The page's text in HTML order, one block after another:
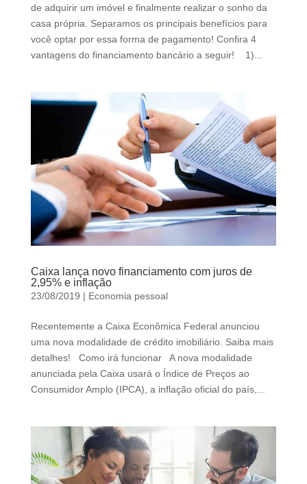
e
l
e
f
l
de adquirir um imóvel e finalmente realizar o sonho da
casa própria. Separamos os principais benefícios para
você optar por essa forma de pagamento! Confira 4
vantagens do financiamento bancário a seguir! 1)...
Caixa lança novo financiamento com juros de
2,95% e inflação
23/08/2019 | Economia pessoal
Recentemente a Caixa Econômica Federal anunciou
uma nova modalidade de crédito imobiliário. Saiba mais
detalhes! Como irá funcionar A nova modalidade
anunciada pela Caixa usará o Índice de Preços ao
Consumidor Amplo (IPCA), a inflação oficial do país,...